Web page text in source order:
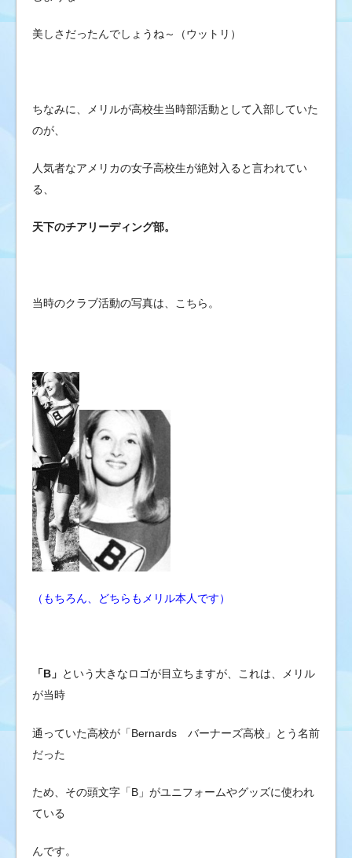
美しさだったんでしょうね～（ウットリ）
ちなみに、メリルが高校生当時部活動として入部していた
のが、
人気者なアメリカの女子高校生が絶対入ると言われてい
る、
天下のチアリーディング部。
当時のクラブ活動の写真は、こちら。
（もちろん、どちらもメリル本人です）
「B」 という大きなロゴが目立ちますが、これは、メリル
が当時
通っていた高校が「Bernards バーナーズ高校」とう名前
だった
ため、その頭文字「B」がユニフォームやグッズに使われ
ている
んです。